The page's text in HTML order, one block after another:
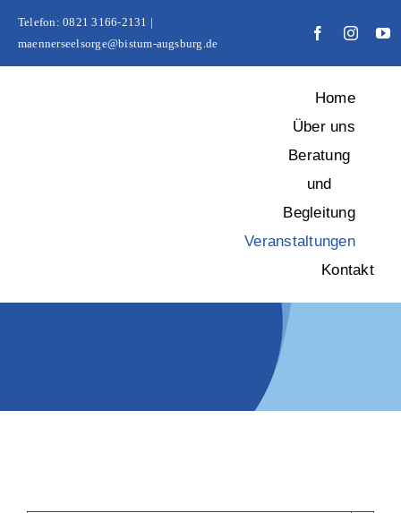
Inhalt
springen
Telefon: 0821 3166-2131 |
maennerseelsorge@bistum-augsburg.de
Home
Über uns
Beratung
und
Begleitung
Veranstaltungen
Kontakt